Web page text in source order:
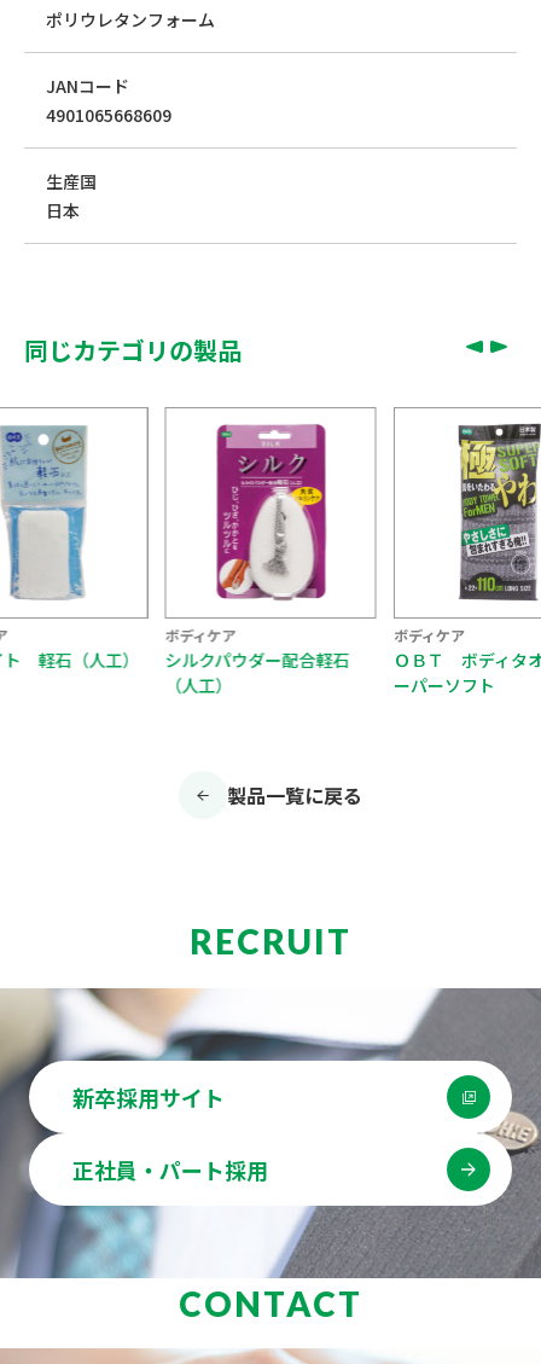
ポリウレタンフォーム
JANコード
4901065668609
生産国
日本
同じカテゴリの製品
軽石（人工）
ボディケア
シルクパウダー配合軽石
（人工）
ボディケア
ＯＢＴ ボディタ
ーパーソフト
製品一覧に戻る
RECRUIT
新卒採用サイト
正社員・パート採用
CONTACT